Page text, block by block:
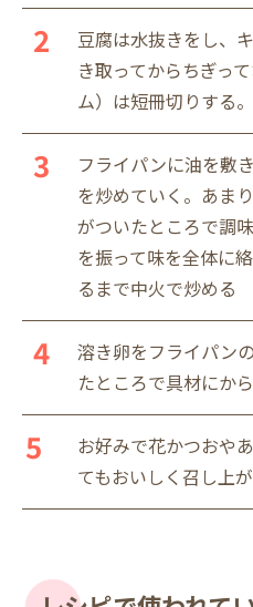
豆腐は水抜きをし、
き取ってからちぎっ
ム）は短冊切りする
フライパンに油を敷
を炒めていく。あま
がついたところで調
を振って味を全体に
るまで中火で炒める
溶き卵をフライパン
たところで具材にか
お好みで花かつおや
てもおいしく召し上